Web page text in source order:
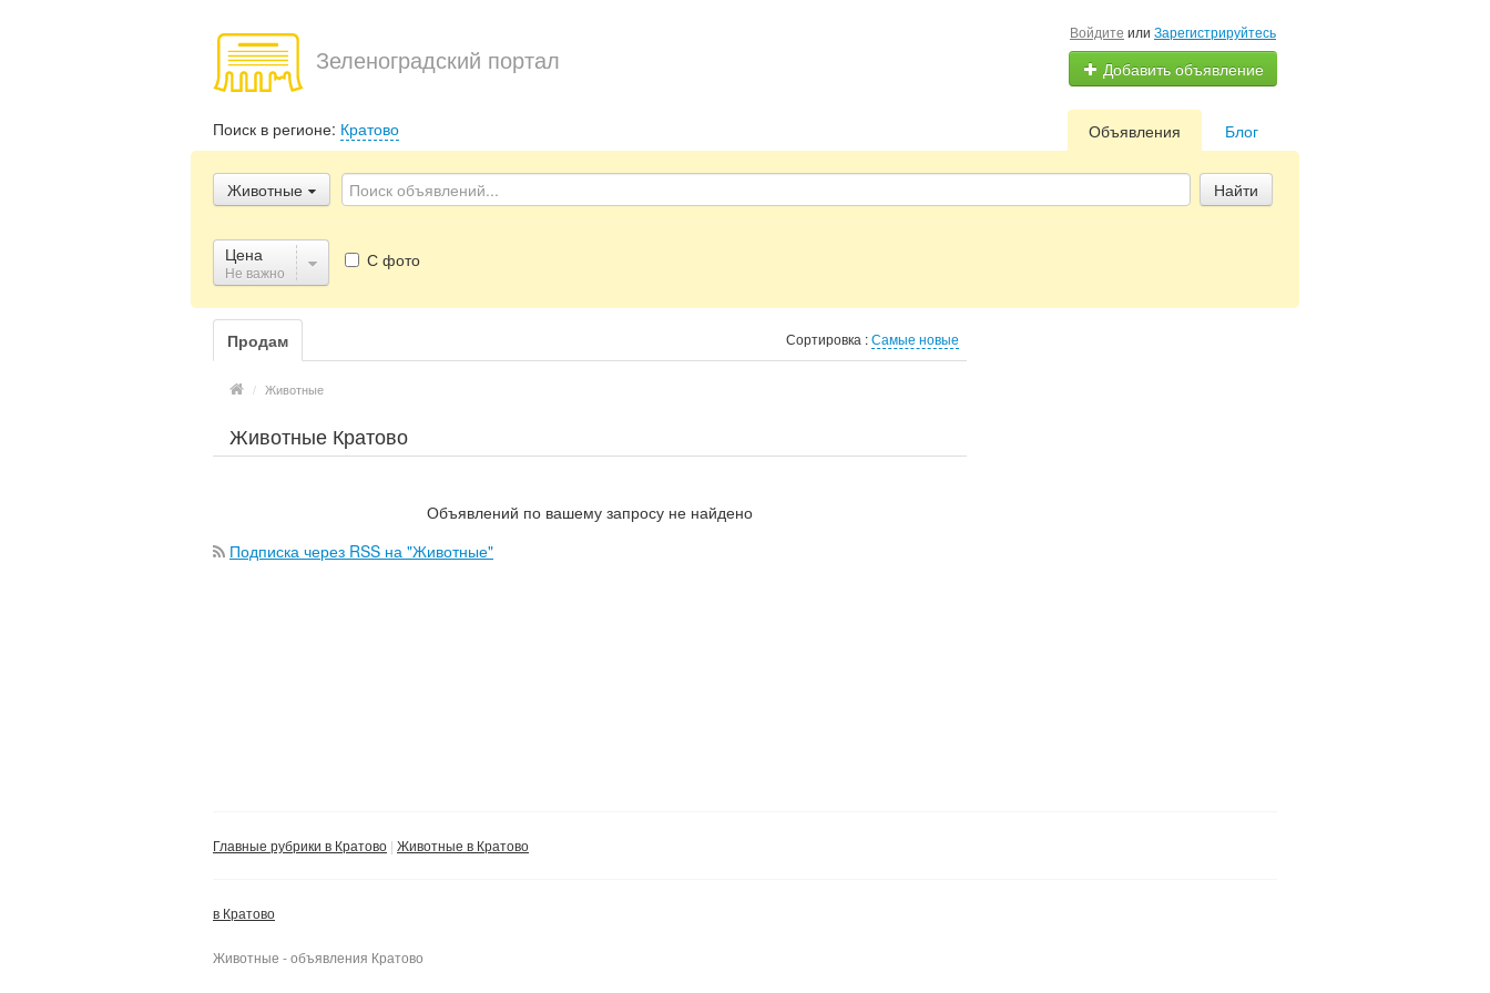
Зеленоградский портал
Войдите или Зарегистрируйтесь
Добавить объявление
Поиск в регионе: Кратово Блог
Объявления
Животные Найти
Цена
Не важно
С фото
Продам Сортировка :Самые новые
/ Животные
Животные Кратово
Объявлений по вашему запросу не найдено
Подписка через RSS на "Животные"
Главные рубрики в Кратово Животные в Кратово
в Кратово
Животные - объявления Кратово